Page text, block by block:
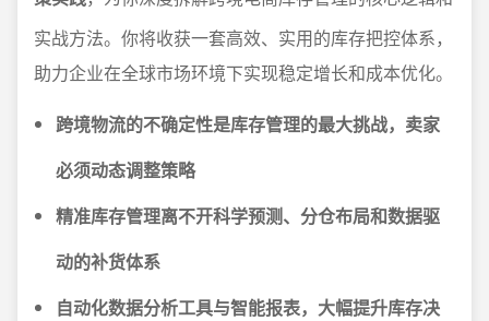
实战方法。你将收获一套高效、实用的库存把控体系，
助力企业在全球市场环境下实现稳定增长和成本优化。
跨境物流的不确定性是库存管理的最大挑战，卖家
必须动态调整策略
精准库存管理离不开科学预测、分仓布局和数据驱
动的补货体系
自动化数据分析工具与智能报表，大幅提升库存决